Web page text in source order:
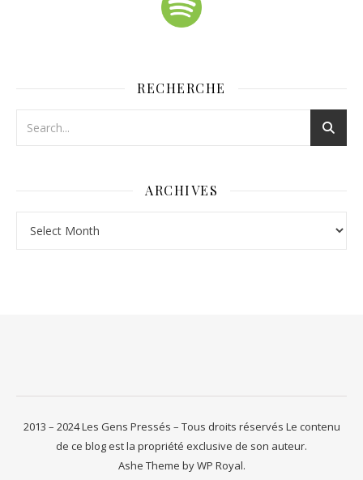
RECHERCHE
ARCHIVES
2013 – 2024 Les Gens Pressés – Tous droits réservés Le contenu
de ce blog est la propriété exclusive de son auteur.
Ashe Theme byWP Royal.